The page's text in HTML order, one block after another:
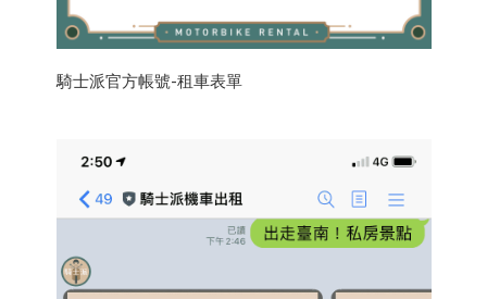
騎士派官方帳號-租車表單